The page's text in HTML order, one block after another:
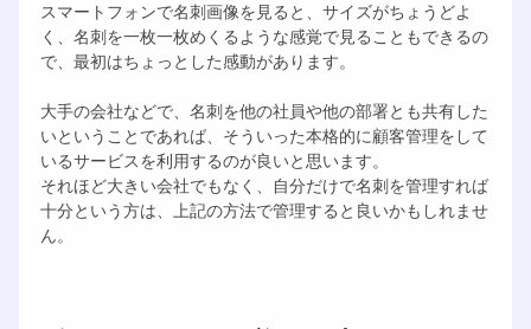
スマートフォンで名刺画像を見ると、サイズがちょうどよ
く、名刺を一枚一枚めくるような感覚で見ることもできるの
で、最初はちょっとした感動があります。
大手の会社などで、名刺を他の社員や他の部署とも共有した
いということであれば、そういった本格的に顧客管理をして
いるサービスを利用するのが良いと思います。
それほど大きい会社でもなく、自分だけで名刺を管理すれば
十分という方は、上記の方法で管理すると良いかもしれませ
ん。